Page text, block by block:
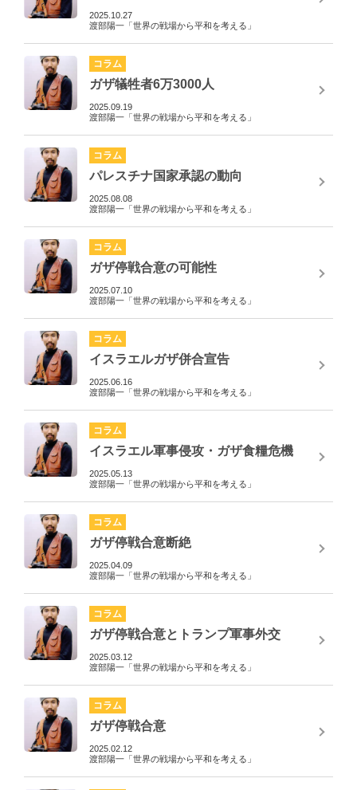
2025.10.27
渡部陽一「世界の戦場から平和を考える」
コラム
ガザ犠牲者6万3000人
2025.09.19
渡部陽一「世界の戦場から平和を考える」
コラム
パレスチナ国家承認の動向
2025.08.08
渡部陽一「世界の戦場から平和を考える」
コラム
ガザ停戦合意の可能性
2025.07.10
渡部陽一「世界の戦場から平和を考える」
コラム
イスラエルガザ併合宣告
2025.06.16
渡部陽一「世界の戦場から平和を考える」
コラム
イスラエル軍事侵攻・ガザ食糧危機
2025.05.13
渡部陽一「世界の戦場から平和を考える」
コラム
ガザ停戦合意断絶
2025.04.09
渡部陽一「世界の戦場から平和を考える」
コラム
ガザ停戦合意とトランプ軍事外交
2025.03.12
渡部陽一「世界の戦場から平和を考える」
コラム
ガザ停戦合意
2025.02.12
渡部陽一「世界の戦場から平和を考える」